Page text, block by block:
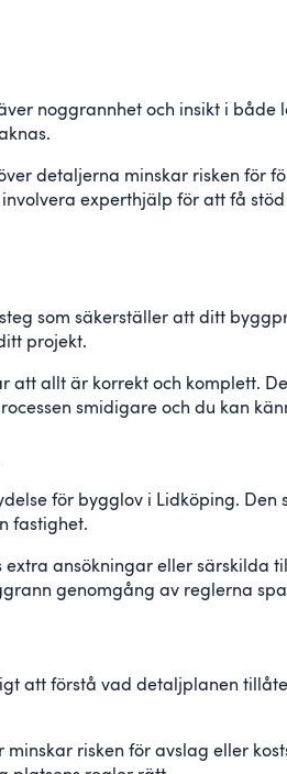
noggrannhet och insikt i
detaljerna minskar risken
experthjälp för att få
som säkerställer att ditt
projekt.
att allt är korrekt och komplett.
smidigare och du kan
för bygglov i Lidköping.
fastighet.
ansökningar eller särskilda
genomgång av reglerna
att förstå vad detaljplanen
risken för avslag eller